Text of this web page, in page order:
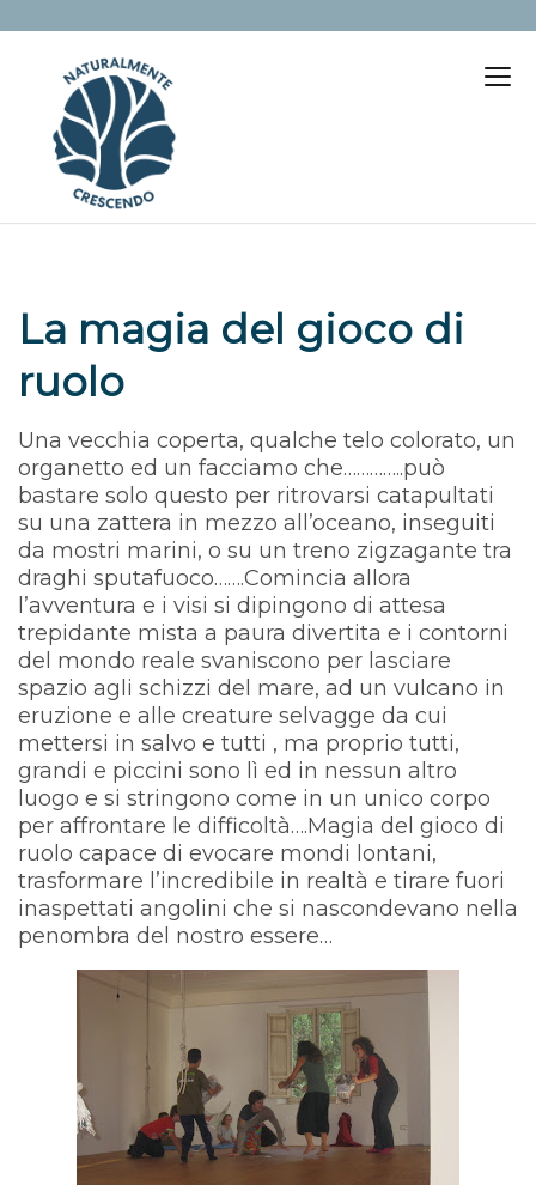
La magia del gioco di
ruolo
Una vecchia coperta, qualche telo colorato, un
organetto ed un facciamo che…………..può
bastare solo questo per ritrovarsi catapultati
su una zattera in mezzo all’oceano, inseguiti
da mostri marini, o su un treno zigzagante tra
draghi sputafuoco…….Comincia allora
l’avventura e i visi si dipingono di attesa
trepidante mista a paura divertita e i contorni
del mondo reale svaniscono per lasciare
spazio agli schizzi del mare, ad un vulcano in
eruzione e alle creature selvagge da cui
mettersi in salvo e tutti , ma proprio tutti,
grandi e piccini sono lì ed in nessun altro
luogo e si stringono come in un unico corpo
per affrontare le difficoltà….Magia del gioco di
ruolo capace di evocare mondi lontani,
trasformare l’incredibile in realtà e tirare fuori
inaspettati angolini che si nascondevano nella
penombra del nostro essere…